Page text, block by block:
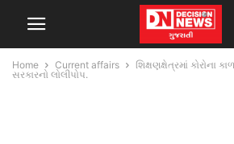
Home Current affairs
શિક્ષણક્ષેત્રમાં કોરોના
સરકારનો લોલીપોપ.